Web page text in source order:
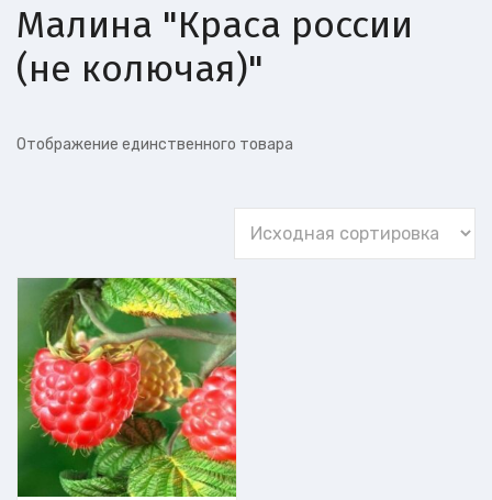
Малина "Краса россии
(не колючая)"
Отображение единственного товара